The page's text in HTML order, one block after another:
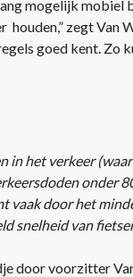
mogelijk
zegt Van
goed kent. Zo
in het verkeer
onder
vaak door het
snelheid van
door voorzitter